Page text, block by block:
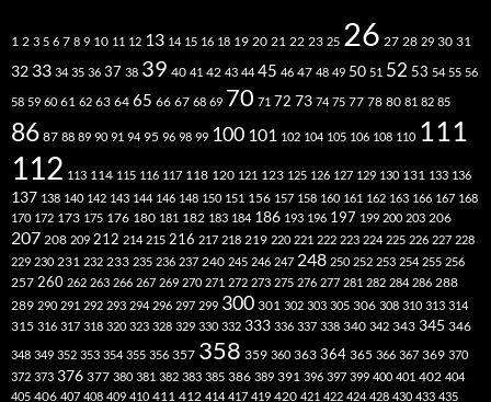
1 2 3 5 6 7 8 9 10 11 12 13 14 15 16 18 19 20 21 22 23 25 26 27 28 29 30 31
32 33 34 35 36 37 38 39 40 41 42 43 44 45 46 47 48 49 50 51 52 53 54 55 56
58 59 60 61 62 63 64 65 66 67 68 69 70 71 72 73 74 75 77 78 80 81 82 85
86 87 88 89 90 91 94 95 96 98 99 100 101 102 104 105 106 108 110 111
112 113 114 115 116 117 118 120 121 123 125 126 127 129 130 131 133 136
137 138 140 142 143 144 146 148 150 151 156 157 158 160 161 162 163 166 167 168
170 172 173 175 176 180 181 182 183 184 186 193 196 197 199 200 203 206
207 208 209 212 214 215 216 217 218 219 220 221 222 223 224 225 226 227 228
229 230 231 232 233 235 236 237 240 245 246 247 248 250 252 253 254 255 256
257 260 262 263 266 267 269 270 271 272 273 275 276 277 281 282 284 286 288
289 290 291 292 293 294 296 297 299 300 301 302 303 305 306 308 310 313 314
315 316 317 318 320 323 328 329 330 332 333 336 337 338 340 342 343 345 346
348 349 352 353 354 355 356 357 358 359 360 363 364 365 366 367 369 370
372 373 376 377 380 381 382 383 385 386 389 391 396 397 399 400 401 402 404
405 406 407 408 409 410 411 412 414 417 419 420 421 422 424 428 430 433 435